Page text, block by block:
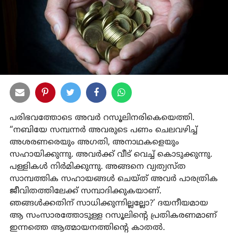
പരിഭവത്തോടെ അവർ റസൂലിനരികെയെത്തി.
“നബിയേ സമ്പന്നർ അവരുടെ പണം ചെലവഴിച്ച്
അശരണരെയും അഗതി, അനാഥകളെയും
സഹായിക്കുന്നു. അവര്‍ക്ക് വീട് വെച്ച് കൊടുക്കുന്നു.
പള്ളികള്‍ നിര്‍മിക്കുന്നു. അങ്ങനെ വ്യത്യസ്ത
സാമ്പത്തിക സഹായങ്ങൾ ചെയ്ത് അവര്‍ പാരത്രിക
ജീവിതത്തിലേക്ക് സമ്പാദിക്കുകയാണ്.
ഞങ്ങള്‍ക്കതിന് സാധിക്കുന്നില്ലല്ലോ?’ ദയനീയമായ
ആ സംസാരത്തോടുള്ള റസൂലിന്റെ പ്രതികരണമാണ്
ഇന്നത്തെ ആത്മായനത്തിന്റെ കാതൽ.